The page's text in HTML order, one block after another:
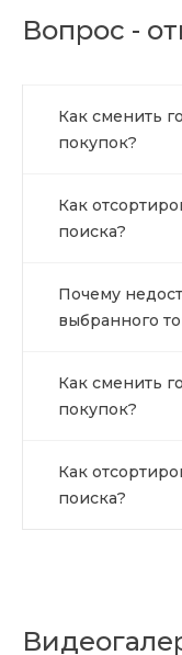
Вопрос -
Как сменить
покупок?
Как
поиска?
Почему
выбранного
Как сменить
покупок?
Как
поиска?